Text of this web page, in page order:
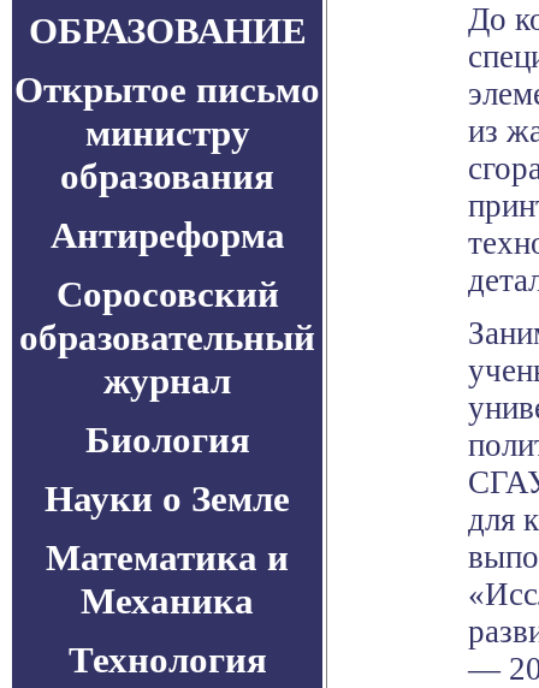
ОБРАЗОВАНИЕ
Открытое письмо
министру
образования
Антиреформа
Соросовский
образовательный
журнал
Биология
Науки о Земле
Математика и
Механика
Технология
До
из
для
—